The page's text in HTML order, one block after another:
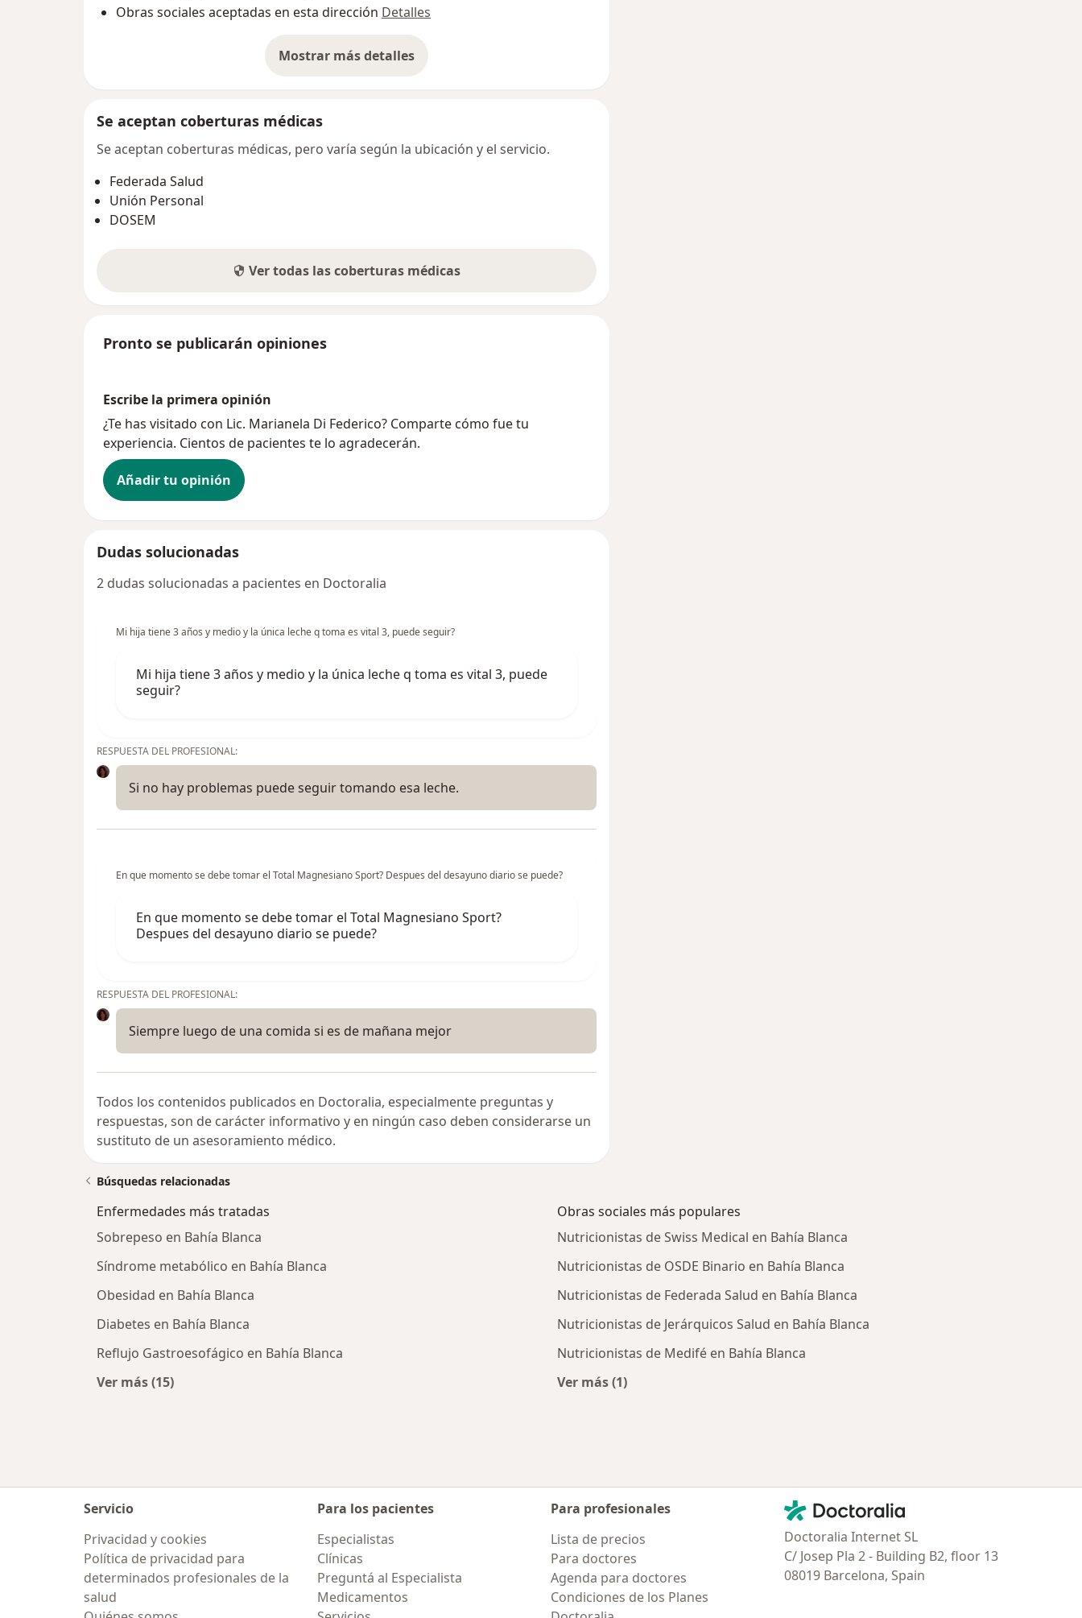
Obras sociales aceptadas en esta dirección Detalles
Mostrar más detalles
sobre la dirección
Se aceptan coberturas médicas
Se aceptan coberturas médicas, pero varía según la ubicación y el servicio.
Federada Salud
Unión Personal
DOSEM
Ver todas las coberturas médicas
Pronto se publicarán opiniones
Escribe la primera opinión
¿Te has visitado con Lic. Marianela Di Federico? Comparte cómo fue tu
experiencia. Cientos de pacientes te lo agradecerán.
Añadir tu opinión
Dudas solucionadas
2 dudas solucionadas a pacientes en Doctoralia
Mi hija tiene 3 años y medio y la única leche q toma es vital 3, puede seguir?
Mi hija tiene 3 años y medio y la única leche q toma es vital 3, puede
seguir?
RESPUESTA DEL PROFESIONAL:
Si no hay problemas puede seguir tomando esa leche.
En que momento se debe tomar el Total Magnesiano Sport? Despues del desayuno diario se puede?
En que momento se debe tomar el Total Magnesiano Sport?
Despues del desayuno diario se puede?
RESPUESTA DEL PROFESIONAL:
Siempre luego de una comida si es de mañana mejor
Todos los contenidos publicados en Doctoralia, especialmente preguntas y
respuestas, son de carácter informativo y en ningún caso deben considerarse un
sustituto de un asesoramiento médico.
Búsquedas relacionadas
Enfermedades más tratadas
Sobrepeso en Bahía Blanca
Síndrome metabólico en Bahía Blanca
Obesidad en Bahía Blanca
Diabetes en Bahía Blanca
Reflujo Gastroesofágico en Bahía Blanca
Ver más (15)
Obras sociales más populares
Nutricionistas de Swiss Medical en Bahía Blanca
Nutricionistas de OSDE Binario en Bahía Blanca
Nutricionistas de Federada Salud en Bahía Blanca
Nutricionistas de Jerárquicos Salud en Bahía Blanca
Nutricionistas de Medifé en Bahía Blanca
Ver más (1)
Servicio
Privacidad y cookies
Política de privacidad para
determinados profesionales de la
salud
Para los pacientes
Especialistas
Clínicas
Preguntá al Especialista
Medicamentos
Para profesionales
Lista de precios
Para doctores
Agenda para doctores
Condiciones de los Planes
Contacto
Doctoralia - Página de inicio
Doctoralia Internet SL
C/ Josep Pla 2 - Building B2, floor 13
08019 Barcelona, Spain